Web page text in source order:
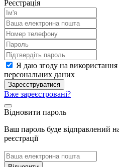
Реєстрація
Я даю згоду на використання
персональних даних
Зареєструватися
Вже зареєстровані?
Відновити пароль
Ваш пароль буде відправлений
реєстрації